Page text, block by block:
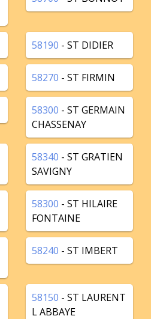
58190 - ST DIDIER
58270 - ST FIRMIN
58300 - ST GERMAIN
CHASSENAY
58340 - ST GRATIEN
SAVIGNY
58300 - ST HILAIRE
FONTAINE
58240 - ST IMBERT
58150 - ST LAURENT
L ABBAYE